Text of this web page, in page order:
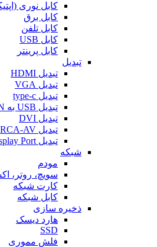
کابل نوری
کابل برق
کابل تلفن
کابل USB
کابل پرینتر
تبدیل
تبدیل HDMI
تبدیل VGA
تبدیل type-c
تبدیل USB به LAN
تبدیل DVI
تبدیل RCA-AV
تبدیل Display Port
شبکه
مودم
سویچ، روتر،
کارت شبکه
کابل شبکه
ذخیره سازی
هارد دیسک
SSD
فلش مموری